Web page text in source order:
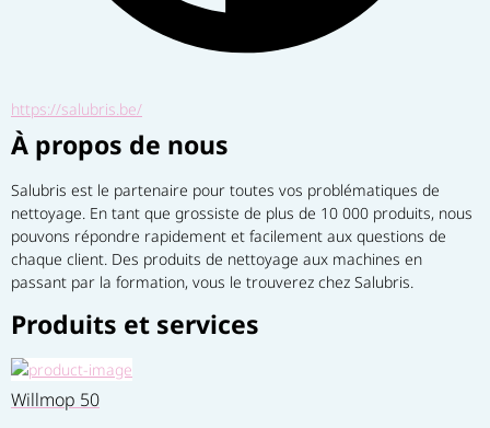
https://salubris.be/
À propos de nous
Salubris est le partenaire pour toutes vos problématiques de
nettoyage. En tant que grossiste de plus de 10 000 produits, nous
pouvons répondre rapidement et facilement aux questions de
chaque client. Des produits de nettoyage aux machines en
passant par la formation, vous le trouverez chez Salubris.
Produits et services
Willmop 50